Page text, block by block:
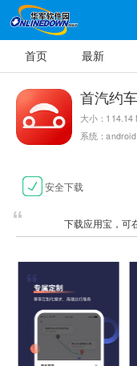
首页 最新
首汽约车
大小：114.14
系统：android
安全下载
下载应用宝，可